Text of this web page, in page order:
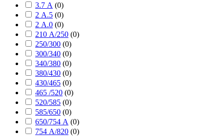
3.7 А (0)
2 А.5 (0)
2 А.0 (0)
210 А/250 (0)
250/300 (0)
300/340 (0)
340/380 (0)
380/430 (0)
430/465 (0)
465 /520 (0)
520/585 (0)
585/650 (0)
650/754 А (0)
754 А/820 (0)